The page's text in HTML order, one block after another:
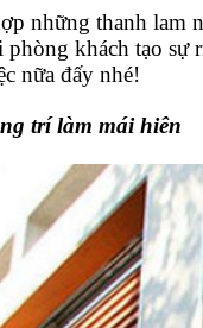
những thanh lam
phòng khách tạo sự
nữa đấy nhé!
trí làm mái hiên